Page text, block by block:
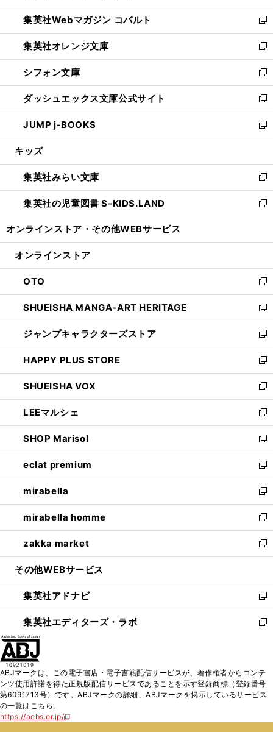
開
く
ウ
で
開
く
ン
ド
ウ
で
開
く
ウ
ィ
ン
ド
ウ
で
開
く
集英社Webマガジン コバルト
新
し
い
ウ
ィ
ン
ド
ウ
で
開
集英社オレンジ文庫
新
し
い
ウ
ィ
ン
ド
ウ
開
く
シフォン文庫
新
し
い
ウ
ィ
ン
ウ
で
開
く
ダッシュエックス文庫公式サイト
新
し
い
ウ
ン
ド
ウ
で
JUMP j-BOOKS
新
し
ウ
ィ
ン
ド
開
キッズ
集英社みらい文庫
新
し
い
ン
ウ
で
開
く
集英社の児童図書 S-KIDS.LAND
新
ウ
ン
ド
ウ
で
開
く
オンラインストア・ その他WEBサービス
オンラインストア
OTO
新
し
い
ウ
ィ
ン
ド
ウ
で
開
く
SHUEISHA MANGA-ART HERITAGE
新
し
い
ウ
ィ
ン
ド
ウ
で
開
く
ジャンプキャラクターズストア
新
し
い
ウ
ィ
ン
ド
ウ
で
開
く
HAPPY PLUS STORE
新
し
い
ウ
ィ
ン
ド
ウ
で
開
く
SHUEISHA VOX
新
し
い
ウ
ィ
ン
ド
ウ
で
開
く
LEEマルシェ
新
し
い
ウ
ィ
ン
ド
ウ
で
開
く
SHOP Marisol
新
し
い
ウ
ィ
ン
ド
ウ
で
開
eclat premium
新
し
い
ウ
ィ
ン
ド
ウ
開
く
mirabella
新
し
い
ウ
ィ
ン
ウ
で
開
く
mirabella homme
新
し
い
ウ
ン
ド
ウ
で
zakka market
新
し
ウ
ィ
ン
ド
く
その他WEBサービス
集英社アドナビ
新
し
い
ド
ウ
で
集英社エディターズ・ラボ
新
ィ
ン
ド
ABJマークは、この電子書店・電子書籍配信サービスが、著作権者からコンテ
ンツ使用許諾を得た正規版配信サービスであることを示す登録商標（登録番号
第6091713号）です。ABJマークの詳細、ABJマークを掲示しているサービス
の一覧はこちら。
https://aebs.or.jp/
新